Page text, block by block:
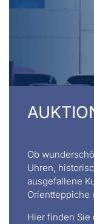
Ob
Uhren,
ausgefallene
Orientteppiche
Hier finden Sie